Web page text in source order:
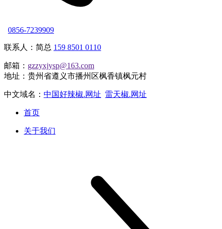
0856-7239909
联系人：简总 159 8501 0110
邮箱： gzzyxjysp@163.com
地址：贵州省遵义市播州区枫香镇枫元村
中文域名： 中国好辣椒.网址 雷天椒.网址
首页
关于我们